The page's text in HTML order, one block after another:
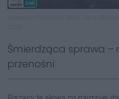
Śmierdząca sprawa –
przenośni